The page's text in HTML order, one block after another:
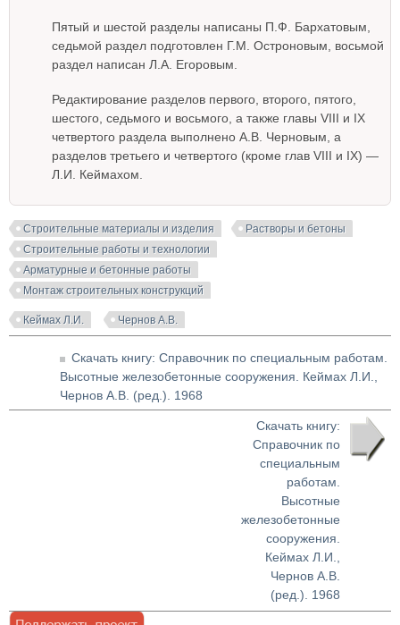
Пятый и шестой разделы написаны П.Ф. Бархатовым,
седьмой раздел подготовлен Г.М. Остроновым, восьмой
раздел написан Л.А. Егоровым.
Редактирование разделов первого, второго, пятого,
шестого, седьмого и восьмого, а также главы VIII и IX
четвертого раздела выполнено А.В. Черновым, а
разделов третьего и четвертого (кроме глав VIII и IX) —
Л.И. Кеймахом.
Строительные материалы и изделия
Растворы и бетоны
Строительные работы и технологии
Арматурные и бетонные работы
Монтаж строительных конструкций
Кеймах Л.И. Чернов А.В.
Скачать книгу: Справочник по специальным работам.
Высотные железобетонные сооружения. Кеймах Л.И.,
Чернов А.В. (ред.). 1968
Скачать книгу:
Справочник по
специальным
работам.
Высотные
железобетонные
сооружения.
Кеймах Л.И.,
Чернов А.В.
(ред.). 1968